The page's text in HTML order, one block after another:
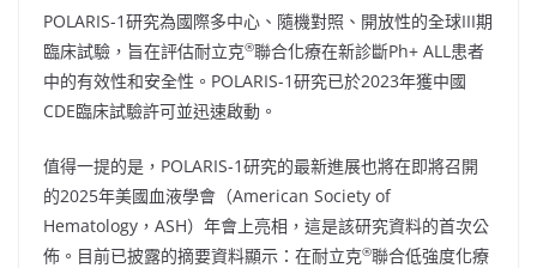
POLARIS-1研究為國際多中心、隨機對照、開放性的全球III期
臨床試驗，旨在評估耐立克®聯合化療在新診斷Ph+ ALL患者
中的有效性和安全性。POLARIS-1研究已於2023年獲中國
CDE臨床試驗許可並迅速啟動。
值得一提的是，POLARIS-1研究的最新進展也將在即將召開
的2025年美國血液學會（American Society of
Hematology，ASH）年會上亮相，這是該研究資料的首次公
佈。目前已披露的摘要資料顯示：在耐立克®聯合低強度化療